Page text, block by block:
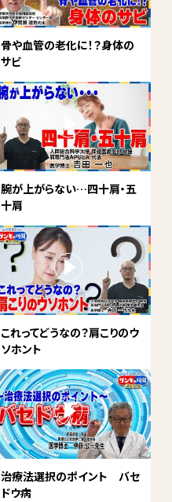
骨や血管の老化に！？身体の
サビ
腕が上がらない…四十肩・五
十肩
これってどうなの？肩こりのウ
ソホント
治療法選択のポイント バセ
ドウ病